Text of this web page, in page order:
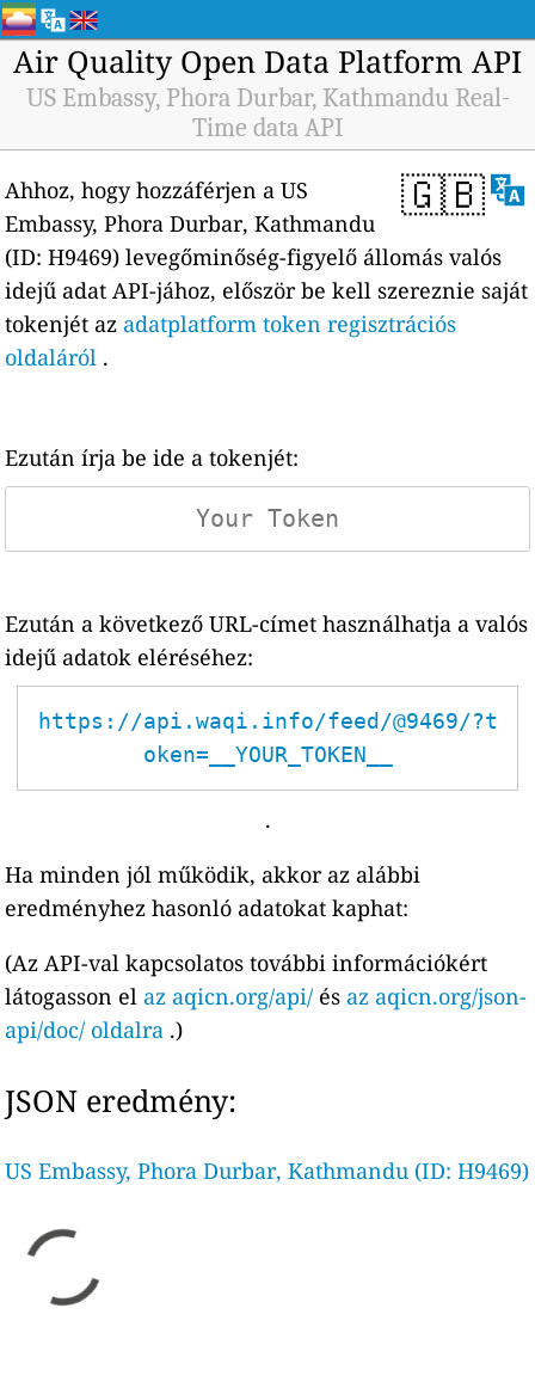
Air Quality Open Data Platform API
US Embassy, Phora Durbar, Kathmandu Real-
Time data API
🇬🇧
Ahhoz, hogy hozzáférjen a US
Embassy, Phora Durbar, Kathmandu
(ID: H9469) levegőminőség-figyelő állomás valós
idejű adat API-jához, először be kell szereznie saját
tokenjét az adatplatform token regisztrációs
oldaláról .
Ezután írja be ide a tokenjét:
Ezután a következő URL-címet használhatja a valós
idejű adatok eléréséhez:
https://api.waqi.info/feed/@9469/?t
oken=__YOUR_TOKEN__
.
Ha minden jól működik, akkor az alábbi
eredményhez hasonló adatokat kaphat:
(Az API-val kapcsolatos további információkért
látogasson el az aqicn.org/api/ és az aqicn.org/json-
api/doc/ oldalra .)
JSON eredmény:
US Embassy, Phora Durbar, Kathmandu (ID: H9469)